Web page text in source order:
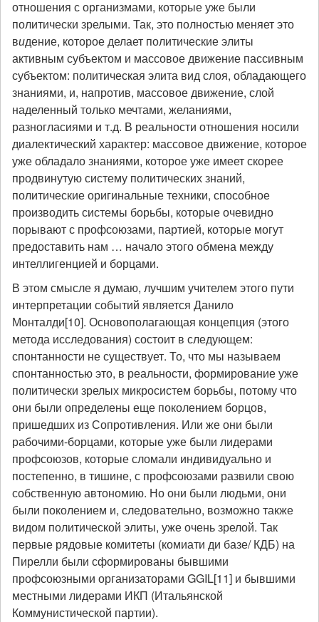
отношения с организмами, которые уже были
политически зрелыми. Так, это полностью меняет это
видение, которое делает политические элиты
активным субъектом и массовое движение пассивным
субъектом: политическая элита вид слоя, обладающего
знаниями, и, напротив, массовое движение, слой
наделенный только мечтами, желаниями,
разногласиями и т.д. В реальности отношения носили
диалектический характер: массовое движение, которое
уже обладало знаниями, которое уже имеет скорее
продвинутую систему политических знаний,
политические оригинальные техники, способное
производить системы борьбы, которые очевидно
порывают с профсоюзами, партией, которые могут
предоставить нам … начало этого обмена между
интеллигенцией и борцами.
В этом смысле я думаю, лучшим учителем этого пути
интерпретации событий является Данило
Монталди[10]. Основополагающая концепция (этого
метода исследования) состоит в следующем:
спонтанности не существует. То, что мы называем
спонтанностью это, в реальности, формирование уже
политически зрелых микросистем борьбы, потому что
они были определены еще поколением борцов,
пришедших из Сопротивления. Или же они были
рабочими-борцами, которые уже были лидерами
профсоюзов, которые сломали индивидуально и
постепенно, в тишине, с профсоюзами развили свою
собственную автономию. Но они были людьми, они
были поколением и, следовательно, возможно также
видом политической элиты, уже очень зрелой. Так
первые рядовые комитеты (комиати ди базе/ КДБ) на
Пирелли были сформированы бывшими
профсоюзными организаторами GGIL[11] и бывшими
местными лидерами ИКП (Итальянской
Коммунистической партии).